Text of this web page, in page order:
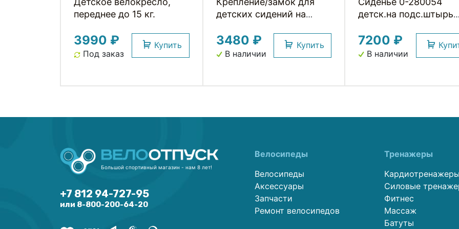
переднее до 15 кг.
3990 ₽
Под заказ
Купить
детских сидений на
3480 ₽
В наличии
Купить
детск.на подс.штырь
7лет/22кг TUV
(Италия)
7200 ₽
В наличии
Большой спортивный магазин - нам 8 лет!
+7 812 94-727-95
или 8-800-200-64-20
Велосипеды
Велосипеды
Аксессуары
Запчасти
Ремонт велосипедов
Тренажеры
Кардиотренажеры
Силовые
Фитнес
Массаж
Батуты